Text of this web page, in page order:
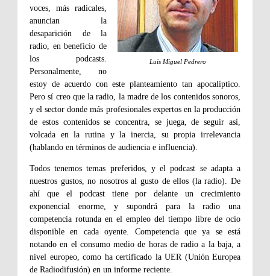
Luis Miguel Pedrero
voces, más radicales,
anuncian la
desaparición de la
radio, en beneficio de
los podcasts.
Personalmente, no
estoy de acuerdo con este planteamiento tan apocalíptico.
Pero sí creo que la radio, la madre de los contenidos sonoros,
y el sector donde más profesionales expertos en la producción
de estos contenidos se concentra, se juega, de seguir así,
volcada en la rutina y la inercia, su propia irrelevancia
(hablando en términos de audiencia e influencia).
Todos tenemos temas preferidos, y el podcast se adapta a
nuestros gustos, no nosotros al gusto de ellos (la radio). De
ahí que el podcast tiene por delante un crecimiento
exponencial enorme, y supondrá para la radio una
competencia rotunda en el empleo del tiempo libre de ocio
disponible en cada oyente. Competencia que ya se está
notando en el consumo medio de horas de radio a la baja, a
nivel europeo, como ha certificado la UER (Unión Europea
de Radiodifusión) en un informe reciente.